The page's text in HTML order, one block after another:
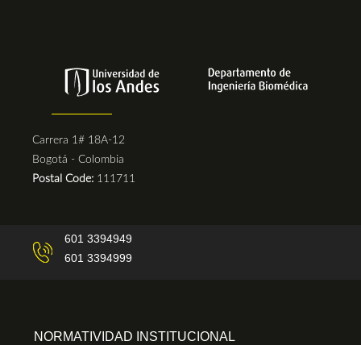
Carrera 1# 18A-12
Bogotá - Colombia
Postal Code: 111711
601 3394949
601 3394999
NORMATIVIDAD INSTITUCIONAL